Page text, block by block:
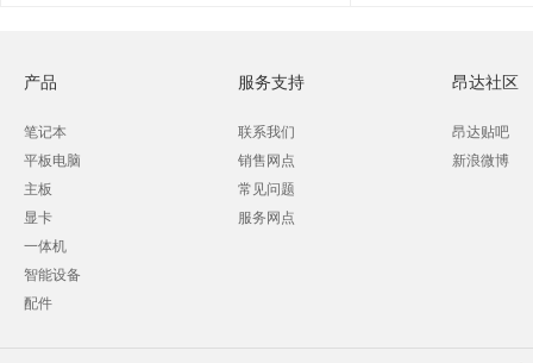
产品
笔记本
平板电脑
主板
显卡
一体机
智能设备
配件
服务支持
联系我们
销售网点
常见问题
服务网点
昂达社区
昂达贴吧
新浪微博